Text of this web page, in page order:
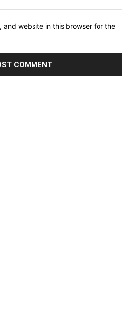
and website in this browser for the